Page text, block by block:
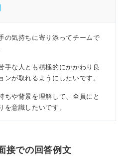
の気持ちに寄り添ってチームで
手な人とも積極的にかかわり良
ンが取れるようにしたいです。
ちや背景を理解して、全員にと
を意識したいです。
接での回答例文